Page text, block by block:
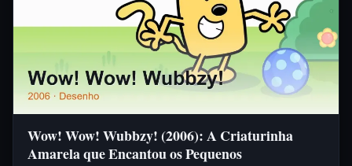
Wow! Wow! Wubbzy! (2006): A Criaturinha
Amarela que Encantou os Pequenos